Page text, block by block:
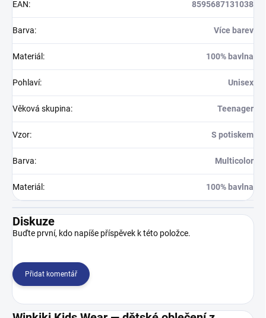
EAN: 8595687131038
Barva: Více barev
Materiál : 100% bavlna
Pohlaví: Unisex
Věková skupina: Teenager
Vzor: S potiskem
Barva: Multicolor
Materiál : 100% bavlna
Diskuze
Buďte první, kdo napíše příspěvek k této položce.
Přidat komentář